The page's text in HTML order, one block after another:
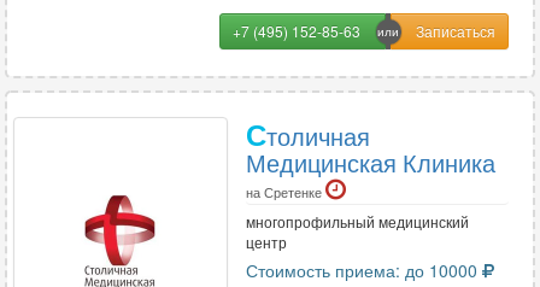
+7 (495) 152-85-63
Столичная
Медицинская Клиника
на Сретенке
многопрофильный медицинский
центр
Стоимость приема: до 10000